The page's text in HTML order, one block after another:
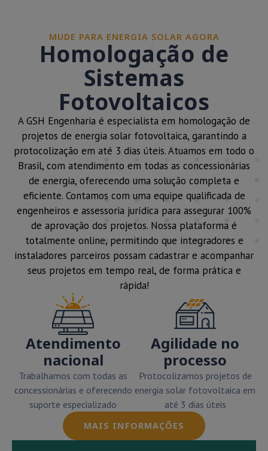
MUDE PARA ENERGIA SOLAR AGORA
Homologação de
Sistemas
Fotovoltaicos
A GSH Engenharia é especialista em homologação de
projetos de energia solar fotovoltaica, garantindo a
protocolização em até 3 dias úteis. Atuamos em todo o
Brasil, com atendimento em todas as concessionárias
de energia, oferecendo uma solução completa e
eficiente. Contamos com uma equipe qualificada de
engenheiros e assessoria jurídica para assegurar 100%
de aprovação dos projetos. Nossa plataforma é
totalmente online, permitindo que integradores e
instaladores parceiros possam cadastrar e acompanhar
seus projetos em tempo real, de forma prática e
rápida!
Atendimento
nacional
Trabalhamos com todas as
concessionárias e oferecendo
suporte especializado
Agilidade no
processo
Protocolizamos projetos de
energia solar fotovoltaica em
até 3 dias úteis
MAIS INFORMAÇÕES